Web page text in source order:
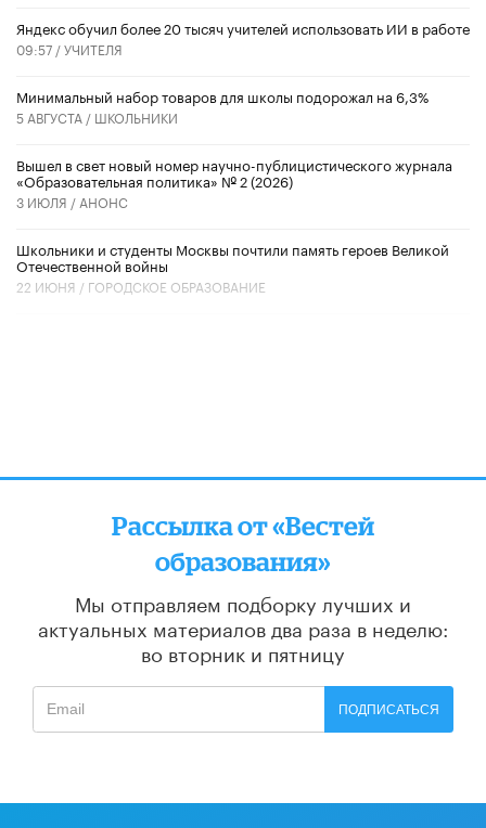
​Яндекс обучил более 20 тысяч учителей использовать ИИ в работе
09:57 /УЧИТЕЛЯ
Минимальный набор товаров для школы подорожал на 6,3%
5 АВГУСТА / ШКОЛЬНИКИ
Вышел в свет новый номер научно-публицистического журнала
«Образовательная политика» № 2 (2026)
3 ИЮЛЯ / АНОНС
Школьники и студенты Москвы почтили память героев Великой
Отечественной войны
22 ИЮНЯ / ГОРОДСКОЕ ОБРАЗОВАНИЕ
Рассылка от «Вестей
образования»
Мы отправляем подборку лучших и
актуальных материалов два раза в неделю:
во вторник и пятницу
ПОДПИСАТЬСЯ